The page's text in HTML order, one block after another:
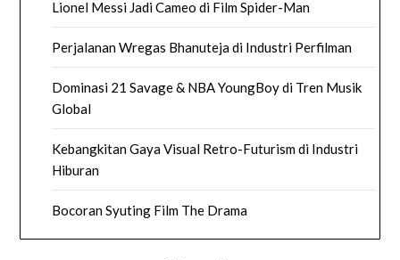
Lionel Messi Jadi Cameo di Film Spider-Man
Perjalanan Wregas Bhanuteja di Industri Perfilman
Dominasi 21 Savage & NBA YoungBoy di Tren Musik
Global
Kebangkitan Gaya Visual Retro-Futurism di Industri
Hiburan
Bocoran Syuting Film The Drama